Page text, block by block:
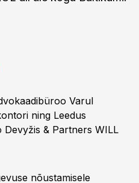
Varul
ning Leedus
& Partners WILL
nõustamisele